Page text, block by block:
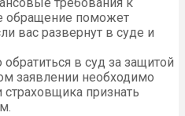
обращение поможет
вас развернут в суде и
обратиться в суд за защитой
заявлении необходимо
признать